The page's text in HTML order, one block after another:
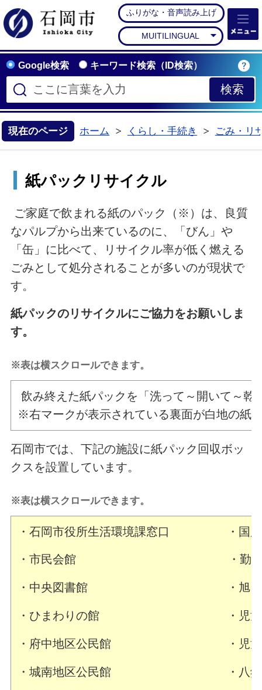
石岡市公式ホームペー
ふりがな・音声読み上げ
MUITILINGUAL
Google検索 キーワード検索（ID検索）
現在のページ ホーム
くらし・手続き
ごみ・リ
紙パックリサイクル
ご家庭で飲まれる紙のパック（※）は、良質
なパルプから出来ているのに、「びん」や
「缶」に比べて、リサイクル率が低く燃える
ごみとして処分されることが多いのが現状で
す。
紙パックのリサイクルにご協力をお願いしま
す。
※表は横スクロールできます。
飲み終えた紙パックを「洗って～開いて～乾
※右マークが表示されている裏面が白地の紙
石岡市では、下記の施設に紙パック回収ボッ
クスを設置しています。
※表は横スクロールできます。
・石岡市役所生活環境課窓口 ・国府
・市民会館 ・勤労青少
・中央図書館 ・旭台
・ひまわりの館 ・児童セ
・府中地区公民館 ・児童
・城南地区公民館 ・八郷総合